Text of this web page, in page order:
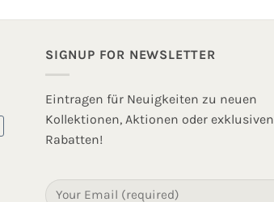
SIGNUP FOR NEWSLETTER
Eintragen für Neuigkeiten zu neuen
Kollektionen, Aktionen oder exklusiven
Rabatten!